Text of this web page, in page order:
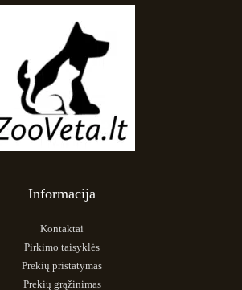
Informacija
Kontaktai
Pirkimo taisyklės
Prekių pristatymas
Prekių grąžinimas